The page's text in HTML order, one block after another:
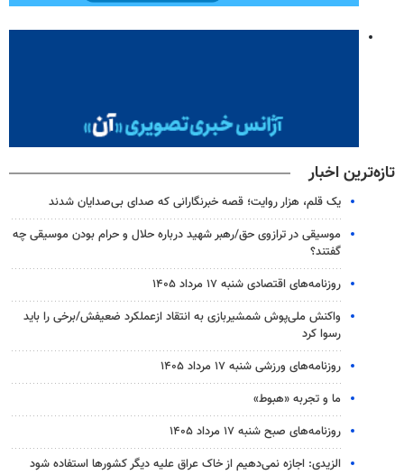
تازه‌ترین اخبار
یک قلم، هزار روایت؛ قصه خبرنگارانی که صدای بی‌صدایان شدند
موسیقی در ترازوی حق/رهبر شهید درباره حلال و حرام بودن موسیقی چه
گفتند؟
روزنامه‌های اقتصادی شنبه ۱۷ مرداد ۱۴۰۵
واکنش ملی‌پوش شمشیربازی به انتقاد ازعملکرد ضعیفش/برخی را باید
رسوا کرد
روزنامه‌های ورزشی شنبه ۱۷ مرداد ۱۴۰۵
ما و تجربه «هبوط»
روزنامه‌های صبح شنبه ۱۷ مرداد ۱۴۰۵
الزیدی: اجازه نمی‌دهیم از خاک عراق علیه دیگر کشورها استفاده شود